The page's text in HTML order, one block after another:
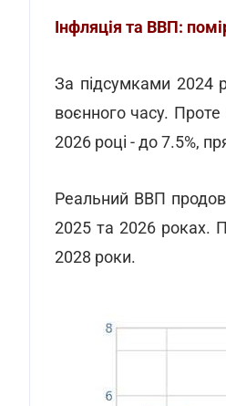
Інфляція та ВВП:
За підсумками 2024
воєнного часу.
2026 році - до 7.5%,
Реальний ВВП
2025 та 2026 роках.
2028 роки.